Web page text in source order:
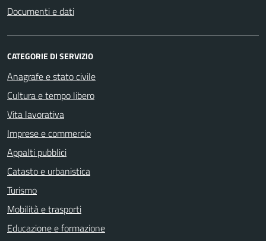
Documenti e dati
CATEGORIE DI SERVIZIO
Anagrafe e stato civile
Cultura e tempo libero
Vita lavorativa
Imprese e commercio
Appalti pubblici
Catasto e urbanistica
Turismo
Mobilità e trasporti
Educazione e formazione